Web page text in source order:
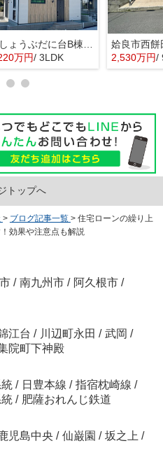
万円/ 3LDK
姶良市西
2,530万円/
トップへ
> ブログ記事一覧 > 住宅ローンの繰り上
効果や注意点も解説
/ 南九州市 / 阿久根市 /
江台 / 川辺町永田 / 武岡 /
院町下神殿
/ 日豊本線 / 指宿枕崎線 /
/ 肥薩おれんじ鉄道
児島中央 / 仙巌園 / 坂之上 /